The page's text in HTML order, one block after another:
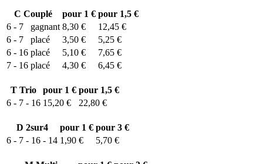
C Couplé pour 1 € pour 1,5 €
6 - 7
gagnant 8,30 €
12,45 €
6 - 7
placé 3,50 €
5,25 €
6 - 16 placé 5,10 €
7,65 €
7 - 16 placé 4,30 € 6,45 €
T Trio pour 1 € pour 1,5 €
6 - 7 - 16 15,20 € 22,80 €
D 2sur4 pour 1 € pour 3 €
6 - 7 - 16 - 14 1,90 € 5,70 €